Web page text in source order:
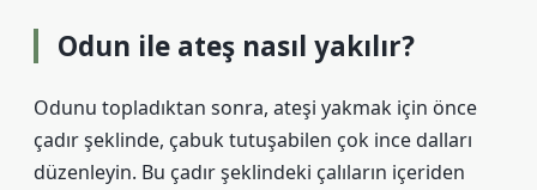
Odun ile ateş nasıl yakılır?
Odunu topladıktan sonra, ateşi yakmak için önce
çadır şeklinde, çabuk tutuşabilen çok ince dalları
düzenleyin. Bu çadır şeklindeki çalıların içeriden